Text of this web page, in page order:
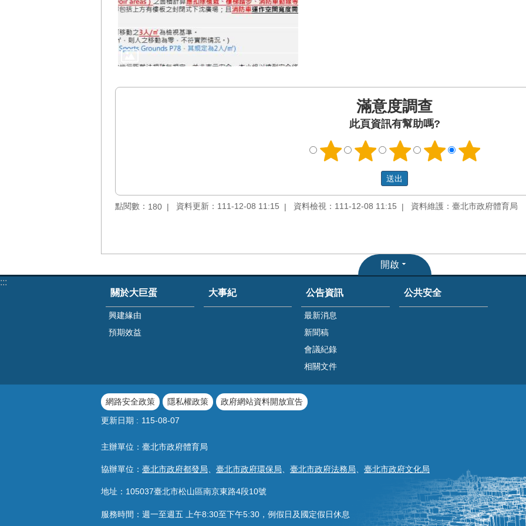
滿意度調查
此頁資訊有幫助嗎?
點閱數： 180 資料更新：111-12-08 11:15 資料檢視：111-12-08 11:15 資料維護：臺北市政府體育局
開啟
:::
關於大巨蛋
興建緣由
預期效益
大事紀 公告資訊
最新消息
新聞稿
會議紀錄
相關文件
公共安全
網路安全政策 隱私權政策
政府網站資料開放宣告
更新日期
115-08-07
主辦單位：臺北市政府體育局
協辦單位： 臺北市政府都發局 臺北市政府環保局 臺北市政府法務局 臺北市政府文化局
地址：105037臺北市松山區南京東路4段10號
服務時間：週一至週五 上午8:30至下午5:30，例假日及國定假日休息